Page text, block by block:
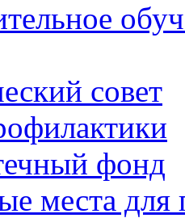
совет
фонд
места